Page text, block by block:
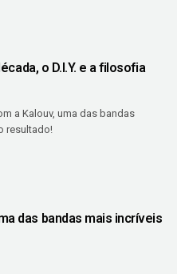
o D.I.Y. e a filosofia
a Kalouv, uma das bandas
resultado!
das bandas mais incríveis